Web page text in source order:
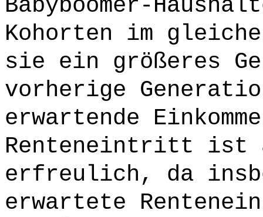
Babyboomer-
Kohorten im
sie ein größeres
vorherige
erwartende
Renteneintritt ist
erfreulich, da
erwartete